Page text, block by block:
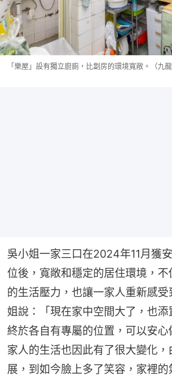
「樂屋」設有獨立廚廁，比劏房的環境寬敞。（九龍
吳小姐一家三口在2024年11月獲
位後，寬敞和穩定的居住環境，
的生活壓力，也讓一家人重新感
姐說：「現在家中空間大了，也
終於各自有專屬的位置，可以安
家人的生活也因此有了很大變化
展，到如今臉上多了笑容，家裡